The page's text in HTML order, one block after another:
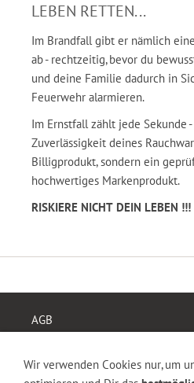
LEBEN RETTEN...
Im Brandfall gibt er nämlich
ab - rechtzeitig, bevor du
und deine Familie dadurch in
Feuerwehr alarmieren.
Im Ernstfall zählt jede Sekunde
Zuverlässigkeit deines
Billigprodukt, sondern ein
hochwertiges Markenprodukt.
RISKIERE NICHT DEIN LEBEN !!!
AGB
Versand & Zahlung
Datenschutz
Wir verwenden Cookies nur, um